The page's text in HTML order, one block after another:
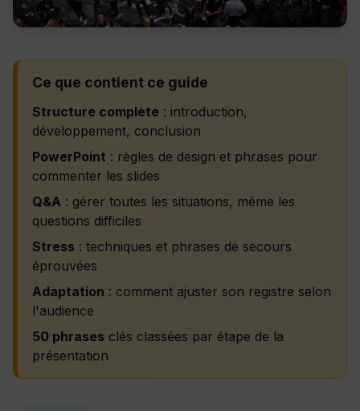
Ce que contient ce guide
Structure complète : introduction,
développement, conclusion
PowerPoint : règles de design et phrases pour
commenter les slides
Q&A : gérer toutes les situations, même les
questions difficiles
Stress : techniques et phrases de secours
éprouvées
Adaptation : comment ajuster son registre selon
l'audience
50 phrases clés classées par étape de la
présentation